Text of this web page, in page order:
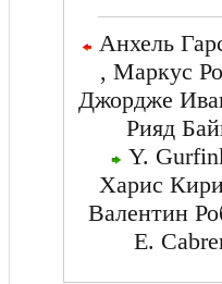
Анхель
, Маркус
Джордже
Рияд
Y.
Харис
Валентин
E.